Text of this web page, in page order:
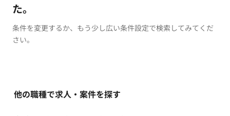
た。
条件を変更するか、もう少し広い条件設定で検索してみてくだ
さい。
他の職種で求人・案件を探す